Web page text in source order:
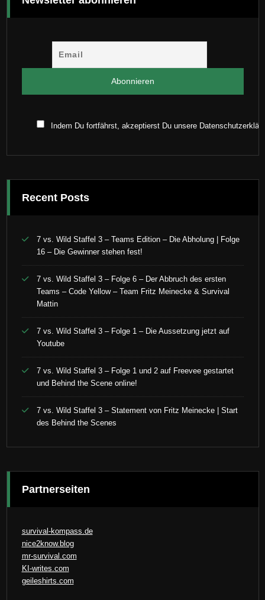
Indem Du fortfährst, akzeptierst Du unsere
Recent Posts
7 vs. Wild Staffel 3 – Teams Edition – Die Abholung | Folge
16 – Die Gewinner stehen fest!
7 vs. Wild Staffel 3 – Folge 6 – Der Abbruch des ersten
Teams – Code Yellow – Team Fritz Meinecke & Survival
Mattin
7 vs. Wild Staffel 3 – Folge 1 – Die Aussetzung jetzt auf
Youtube
7 vs. Wild Staffel 3 – Folge 1 und 2 auf Freevee gestartet
und Behind the Scene online!
7 vs. Wild Staffel 3 – Statement von Fritz Meinecke | Start
des Behind the Scenes
Partnerseiten
survival-kompass.de
nice2know.blog
mr-survival.com
KI-writes.com
geileshirts.com